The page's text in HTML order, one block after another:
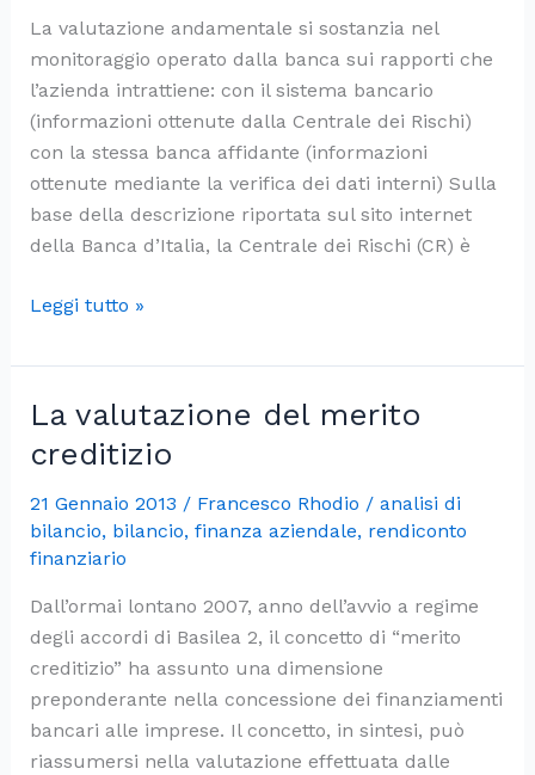
svantaggiate
La valutazione andamentale si sostanzia nel
monitoraggio operato dalla banca sui rapporti che
l’azienda intrattiene: con il sistema bancario
(informazioni ottenute dalla Centrale dei Rischi)
con la stessa banca affidante (informazioni
ottenute mediante la verifica dei dati interni) Sulla
base della descrizione riportata sul sito internet
della Banca d’Italia, la Centrale dei Rischi (CR) è
L’analisi
Leggi tutto »
La valutazione del merito
creditizio
21 Gennaio 2013 / Francesco Rhodio / analisi di
bilancio, bilancio, finanza aziendale, rendiconto
finanziario
Dall’ormai lontano 2007, anno dell’avvio a regime
degli accordi di Basilea 2, il concetto di “merito
creditizio” ha assunto una dimensione
preponderante nella concessione dei finanziamenti
bancari alle imprese. Il concetto, in sintesi, può
riassumersi nella valutazione effettuata dalle